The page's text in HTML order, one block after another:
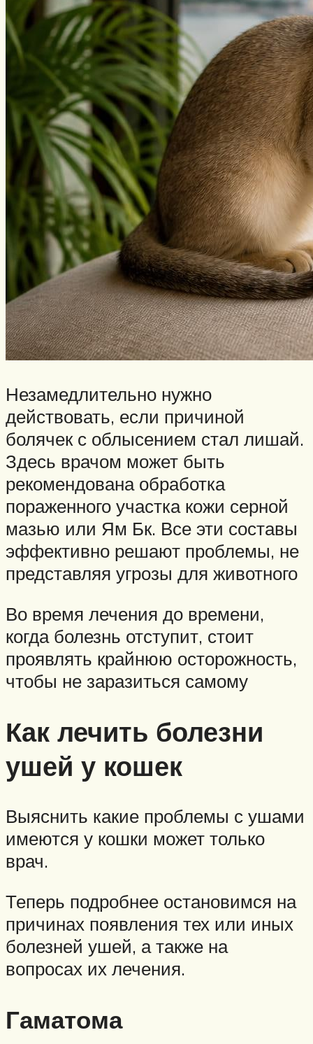
Незамедлительно нужно
действовать, если причиной
болячек с облысением стал лишай.
Здесь врачом может быть
рекомендована обработка
пораженного участка кожи серной
мазью или Ям Бк. Все эти составы
эффективно решают проблемы, не
представляя угрозы для животного
Во время лечения до времени,
когда болезнь отступит, стоит
проявлять крайнюю осторожность,
чтобы не заразиться самому
Как лечить болезни
ушей у кошек
Выяснить какие проблемы с ушами
имеются у кошки может только
врач.
Теперь подробнее остановимся на
причинах появления тех или иных
болезней ушей, а также на
вопросах их лечения.
Гаматома